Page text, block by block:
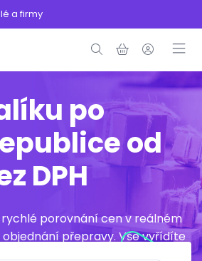
a firmy
po
od
DPH
porovnání cen v reálném
přepravy. Vše vyřídíte